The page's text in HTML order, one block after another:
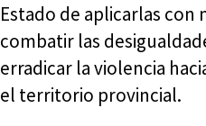
Estado de aplicarlas con
combatir las
erradicar la violencia
el territorio provincial.